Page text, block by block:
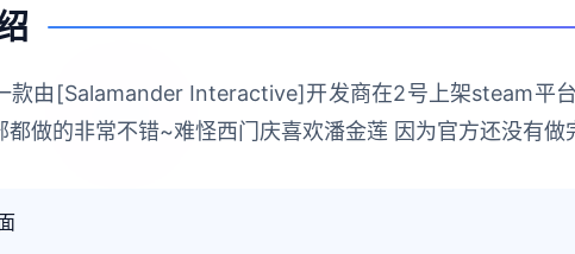
款由[Salamander Interactive]开发商在2号上架steam平
都做的非常不错~难怪西门庆喜欢潘金莲 因为官方还没有